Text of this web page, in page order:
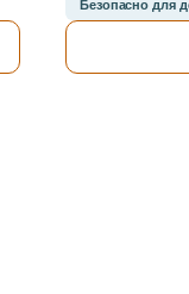
Безопасно для